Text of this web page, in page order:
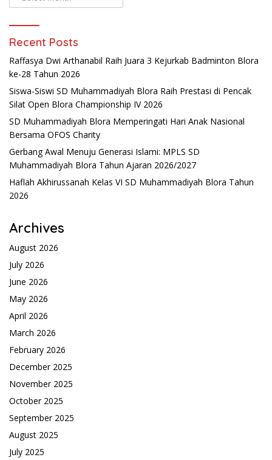
Recent Posts
Raffasya Dwi Arthanabil Raih Juara 3 Kejurkab Badminton Blora
ke-28 Tahun 2026
Siswa-Siswi SD Muhammadiyah Blora Raih Prestasi di Pencak
Silat Open Blora Championship IV 2026
SD Muhammadiyah Blora Memperingati Hari Anak Nasional
Bersama OFOS Charity
Gerbang Awal Menuju Generasi Islami: MPLS SD
Muhammadiyah Blora Tahun Ajaran 2026/2027
Haflah Akhirussanah Kelas VI SD Muhammadiyah Blora Tahun
2026
Archives
August 2026
July 2026
June 2026
May 2026
April 2026
March 2026
February 2026
December 2025
November 2025
October 2025
September 2025
August 2025
July 2025